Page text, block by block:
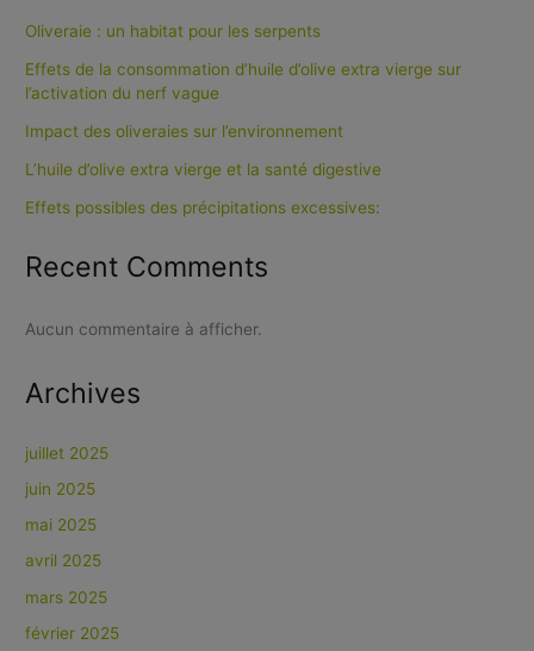
Oliveraie : un habitat pour les serpents
Effets de la consommation d’huile d’olive extra vierge sur
l’activation du nerf vague
Impact des oliveraies sur l’environnement
L’huile d’olive extra vierge et la santé digestive
Effets possibles des précipitations excessives:
Recent Comments
Aucun commentaire à afficher.
Archives
juillet 2025
juin 2025
mai 2025
avril 2025
mars 2025
février 2025